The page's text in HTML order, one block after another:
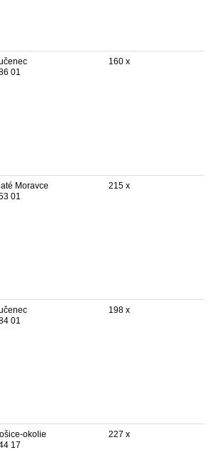
01
160 x
Moravce
01
215 x
01
198 x
okolie
17
227 x